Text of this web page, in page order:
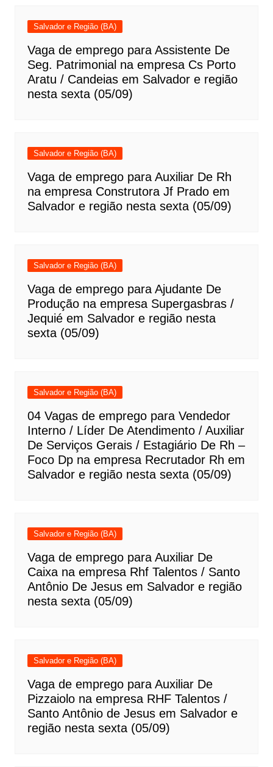
Salvador e Região (BA)
Vaga de emprego para Assistente De
Seg. Patrimonial na empresa Cs Porto
Aratu / Candeias em Salvador e região
nesta sexta (05/09)
Salvador e Região (BA)
Vaga de emprego para Auxiliar De Rh
na empresa Construtora Jf Prado em
Salvador e região nesta sexta (05/09)
Salvador e Região (BA)
Vaga de emprego para Ajudante De
Produção na empresa Supergasbras /
Jequié em Salvador e região nesta
sexta (05/09)
Salvador e Região (BA)
04 Vagas de emprego para Vendedor
Interno / Líder De Atendimento / Auxiliar
De Serviços Gerais / Estagiário De Rh –
Foco Dp na empresa Recrutador Rh em
Salvador e região nesta sexta (05/09)
Salvador e Região (BA)
Vaga de emprego para Auxiliar De
Caixa na empresa Rhf Talentos / Santo
Antônio De Jesus em Salvador e região
nesta sexta (05/09)
Salvador e Região (BA)
Vaga de emprego para Auxiliar De
Pizzaiolo na empresa RHF Talentos /
Santo Antônio de Jesus em Salvador e
região nesta sexta (05/09)